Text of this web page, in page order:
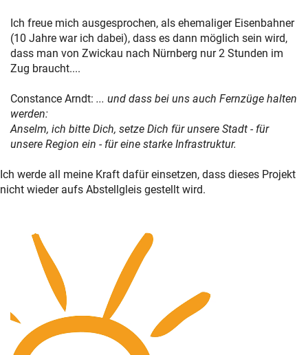
Ich freue mich ausgesprochen, als ehemaliger Eisenbahner
(10 Jahre war ich dabei), dass es dann möglich sein wird,
dass man von Zwickau nach Nürnberg nur 2 Stunden im
Zug braucht....
Constance Arndt: ... und dass bei uns auch Fernzüge halten
werden:
Anselm, ich bitte Dich, setze Dich für unsere Stadt - für
unsere Region ein - für eine starke Infrastruktur.
Ich werde all meine Kraft dafür einsetzen, dass dieses Projekt
nicht wieder aufs Abstellgleis gestellt wird.